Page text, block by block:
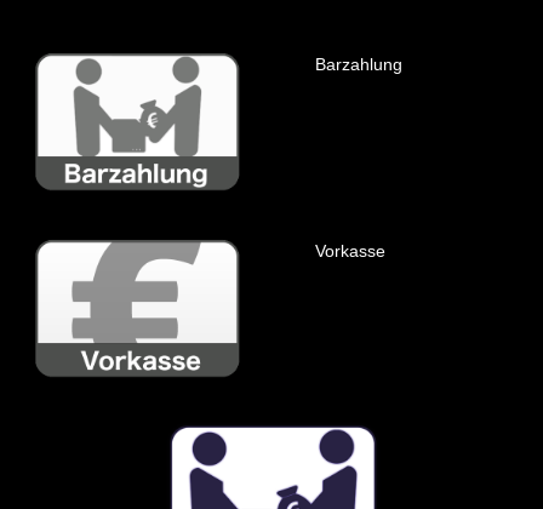
Barzahlung
Vorkasse